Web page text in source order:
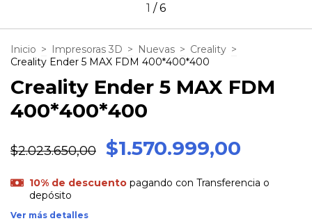
1 /6
Inicio > Impresoras 3D > Nuevas > Creality >
Creality Ender 5 MAX FDM 400*400*400
Creality Ender 5 MAX FDM
400*400*400
$2.023.650,00 $1.570.999,00
10% de descuentopagando con Transferencia o
depósito
Ver más detalles